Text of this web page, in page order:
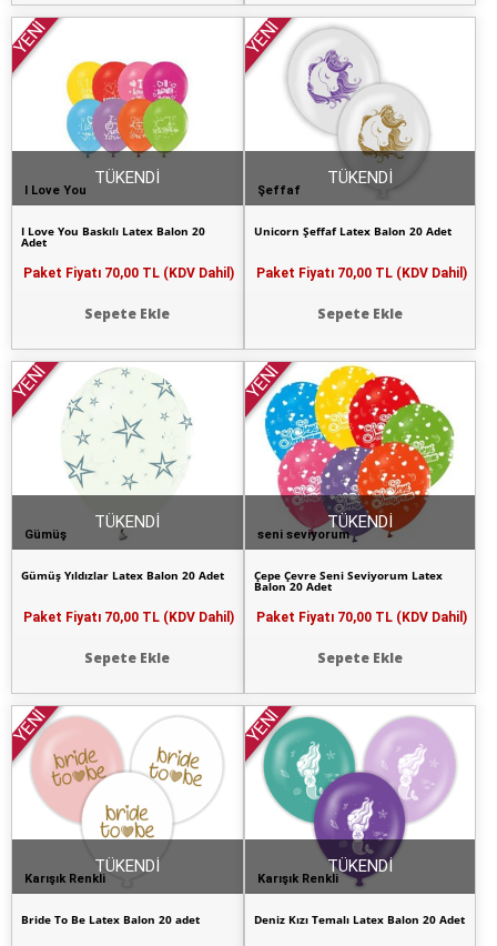
I Love You
YENİ
I Love You Baskılı Latex Balon 20
Adet
Paket Fiyatı 70,00 TL (KDV Dahil)
Sepete Ekle
TÜKENDİ
Şeffaf
YENİ
Unicorn Şeffaf Latex Balon 20 Adet
Paket Fiyatı 70,00 TL (KDV Dahil)
Sepete Ekle
TÜKENDİ
Gümüş
YENİ
Gümüş Yıldızlar Latex Balon 20 Adet
Paket Fiyatı 70,00 TL (KDV Dahil)
Sepete Ekle
TÜKENDİ
seni seviyorum
YENİ
Çepe Çevre Seni Seviyorum Latex
Balon 20 Adet
Paket Fiyatı 70,00 TL (KDV Dahil)
Sepete Ekle
TÜKENDİ
Karışık Renkli
YENİ
Bride To Be Latex Balon 20 adet
TÜKENDİ
Karışık Renkli
YENİ
Deniz Kızı Temalı Latex Balon 20 Adet
TÜKENDİ